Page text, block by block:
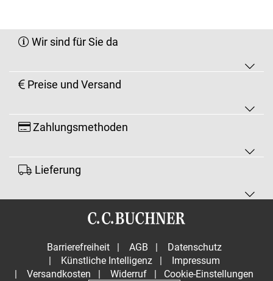
Wir sind für Sie da
Preise und Versand
Zahlungsmethoden
Lieferung
Barrierefreiheit | AGB |
Datenschutz
|
Künstliche Intelligenz |
Impressum
|
Versandkosten | Widerruf | Cookie-Einstellungen